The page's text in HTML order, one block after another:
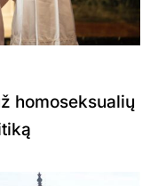
homoseksualių